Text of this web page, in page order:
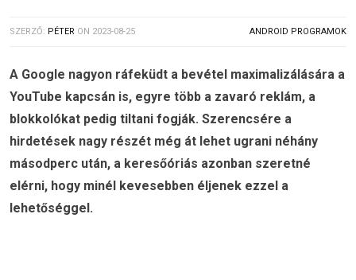
SZERZŐ: PÉTER ON 2023-08-25 ANDROID PROGRAMOK
A Google nagyon ráfeküdt a bevétel maximalizálására a
YouTube kapcsán is, egyre több a zavaró reklám, a
blokkolókat pedig tiltani fogják. Szerencsére a
hirdetések nagy részét még át lehet ugrani néhány
másodperc után, a keresőóriás azonban szeretné
elérni, hogy minél kevesebben éljenek ezzel a
lehetőséggel.